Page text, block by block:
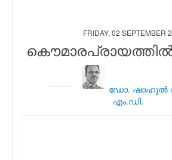
FRIDAY, 02 SEPTEMBER
ഡോ. ഷാഹുല്‍
എം.ഡി.